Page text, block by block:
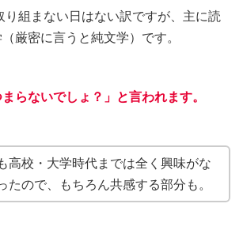
り組まない日はない訳ですが、主に読
厳密に言うと純文学）です。
まらないでしょ？」と言われます。
高校・大学時代までは全く興味がな
たので、もちろん共感する部分も。